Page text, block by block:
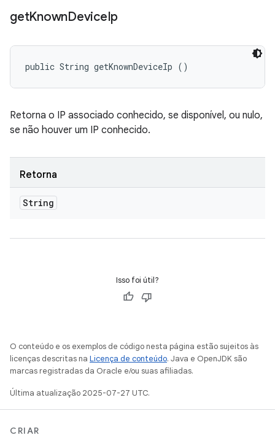
getKnownDeviceIp
public String getKnownDeviceIp ()
Retorna o IP associado conhecido, se disponível, ou nulo,
se não houver um IP conhecido.
Retorna
String
Isso foi útil?
O conteúdo e os exemplos de código nesta página estão sujeitos às
licenças descritas na Licença de conteúdo. Java e OpenJDK são
marcas registradas da Oracle e/ou suas afiliadas.
Última atualização 2025-07-27 UTC.
CRIAR